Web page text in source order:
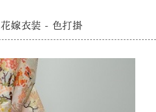
花嫁衣装 - 色打掛